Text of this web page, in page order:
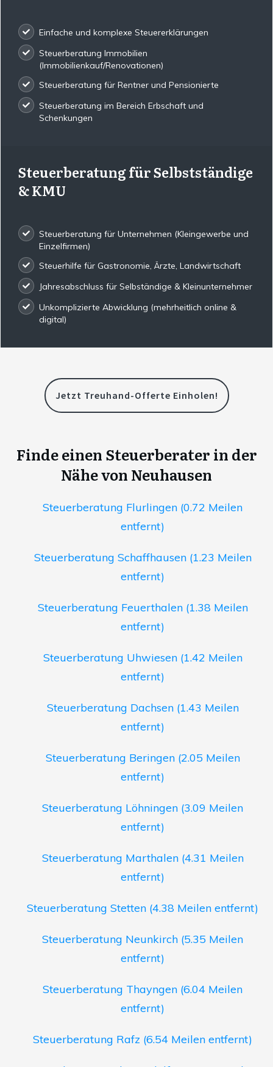
Einfache und komplexe Steuererklärungen
Steuerberatung Immobilien
(Immobilienkauf/Renovationen)
Steuerberatung für Rentner und Pensionierte
Steuerberatung im Bereich Erbschaft und
Schenkungen
Steuerberatung für Selbstständige
& KMU
Steuerberatung für Unternehmen (Kleingewerbe und
Einzelfirmen)
Steuerhilfe für Gastronomie, Ärzte, Landwirtschaft
Jahresabschluss für Selbständige & Kleinunternehmer
Unkomplizierte Abwicklung (mehrheitlich online &
digital)
Jetzt Treuhand-Offerte Einholen!
Finde einen Steuerberater in der
Nähe von Neuhausen
Steuerberatung Flurlingen (0.72 Meilen
entfernt)
Steuerberatung Schaffhausen (1.23 Meilen
entfernt)
Steuerberatung Feuerthalen (1.38 Meilen
entfernt)
Steuerberatung Uhwiesen (1.42 Meilen
entfernt)
Steuerberatung Dachsen (1.43 Meilen
entfernt)
Steuerberatung Beringen (2.05 Meilen
entfernt)
Steuerberatung Löhningen (3.09 Meilen
entfernt)
Steuerberatung Marthalen (4.31 Meilen
entfernt)
Steuerberatung Stetten (4.38 Meilen entfernt)
Steuerberatung Neunkirch (5.35 Meilen
entfernt)
Steuerberatung Thayngen (6.04 Meilen
entfernt)
Steuerberatung Rafz (6.54 Meilen entfernt)